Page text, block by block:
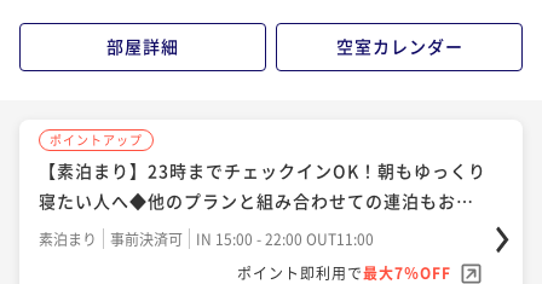
¥48,070~
2名 ¥ 39,898 ~
ポイントアップ
【伊勢海老＆あわび＆牛フィレの豪華海鮮手ぶらBB
Q】わんちゃんとお庭で！美味しく楽しい映え空間◆1
泊2食
二食付き 現地決済可 事前決済可
IN 15:00 - 20:00 OUT11:00
ポイント即利用で最大7％OFF
部屋詳細 空室カレンダー
ポイントアップ
【素泊まり】23時までチェックインOK！朝もゆっくり
寝たい人へ◆他のプランと組み合わせての連泊もおす
すめ
素泊まり 事前決済可
IN 15:00 - 22:00 OUT11:00
ポイント即利用で最大7％OFF